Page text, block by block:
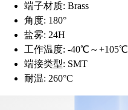
端子材质: Brass
角度: 180°
盐雾: 24H
工作温度: -40℃～+105℃
端接类型: SMT
耐温: 260°C